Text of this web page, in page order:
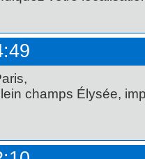
champs Élysée,